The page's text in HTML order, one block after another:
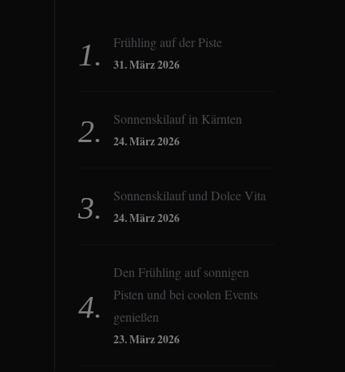
Frühling auf der Piste
31. März 2026
Sonnenskilauf in Kärnten
24. März 2026
Sonnenskilauf und Dolce Vita
24. März 2026
Den Frühling auf sonnigen
Pisten und bei coolen Events
genießen
23. März 2026